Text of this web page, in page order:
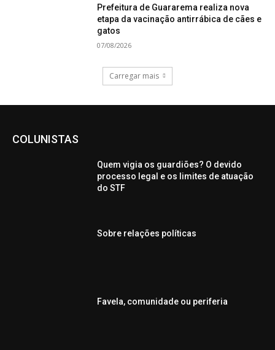
Prefeitura de Guararema realiza nova
etapa da vacinação antirrábica de cães e
gatos
07/08/2026
Carregar mais
COLUNISTAS
Quem vigia os guardiões? O devido
processo legal e os limites de atuação
do STF
Sobre relações políticas
Favela, comunidade ou periferia